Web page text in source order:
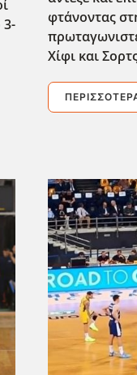
3-
φτ΄ανοντας
Χίφι και